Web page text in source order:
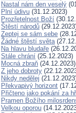
Nastal nám den veselý
Plní údivu (31.12.2023)
Prozřetelnost Boží
Štěstí národů
Zeptej se sám sebe
Žádné štěstí světa
Na hlavu bludaře
Stále chrání (25.12.2023)
Mocná zbraň (24.12.2023)
Z jeho dobroty
Nikdy nedělej
Překvapivý horizont
Přičteno jako pokání za
Pramen Božího
Velkou oporou